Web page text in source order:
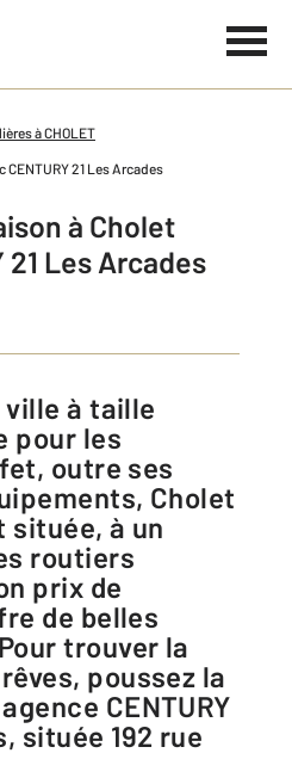
à CHOLET
21 Les Arcades
à Cholet
21 Les Arcades
pour les
outre ses
Cholet
située, à un
routiers
prix de
de belles
trouver la
poussez la
CENTURY
située 192 rue